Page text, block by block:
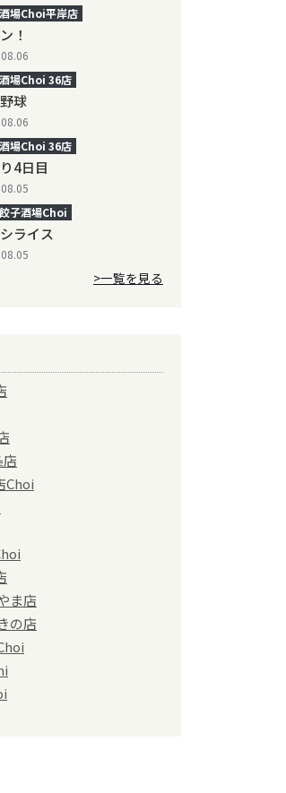
場Choi平岸店
！
場Choi 36店
球
場Choi 36店
4日目
子酒場Choi
ライス
>一覧を見る
Choi
ま店
の店